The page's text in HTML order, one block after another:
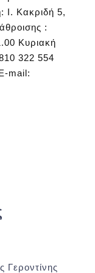
Ι. Κακριδή 5,
:
Κυριακή
322 554
mail:
Γεροντίνης